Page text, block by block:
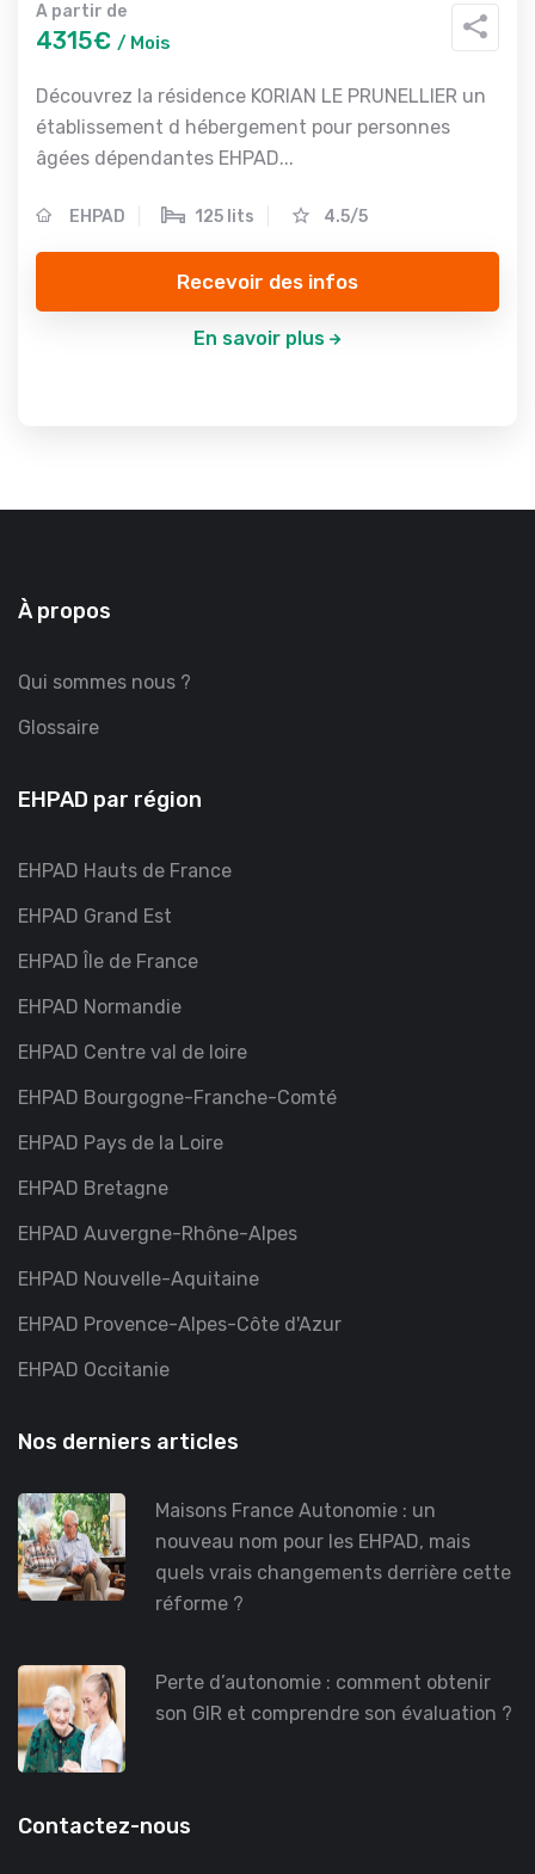
A partir de
4315€ / Mois
Découvrez la résidence KORIAN LE PRUNELLIER un
établissement d hébergement pour personnes
âgées dépendantes EHPAD...
EHPAD 125 lits 4.5/5
Recevoir des infos
En savoir plus
À propos
Qui sommes nous ?
Glossaire
EHPAD par région
EHPAD Hauts de France
EHPAD Grand Est
EHPAD Île de France
EHPAD Normandie
EHPAD Centre val de loire
EHPAD Bourgogne-Franche-Comté
EHPAD Pays de la Loire
EHPAD Bretagne
EHPAD Auvergne-Rhône-Alpes
EHPAD Nouvelle-Aquitaine
EHPAD Provence-Alpes-Côte d'Azur
EHPAD Occitanie
Nos derniers articles
Maisons France Autonomie : un
nouveau nom pour les EHPAD, mais
quels vrais changements derrière cette
réforme ?
Perte d’autonomie : comment obtenir
son GIR et comprendre son évaluation ?
Contactez-nous